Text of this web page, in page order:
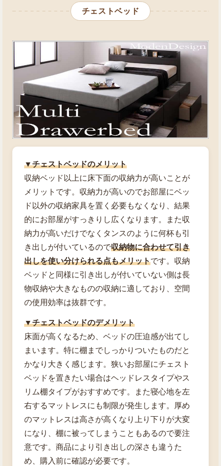
チェストベッド
▼チェストベッドのメリット
収納ベッド以上に床下面の収納力が高いことが
メリットです。収納力が高いのでお部屋にベッ
ド以外の収納家具を置く必要もなくなり、結果
的にお部屋がすっきりし広くなります。また収
納力が高いだけでなくタンスのように何杯も引
き出しが付いているので収納物に合わせて引き
出しを使い分けられる点もメリットです。収納
ベッドと同様に引き出しが付いていない側は長
物収納や大きなものの収納に適しており、空間
の使用効率は抜群です。
▼チェストベッドのデメリット
床面が高くなるため、ベッドの圧迫感が出てし
まいます。特に棚までしっかりついたものだと
かなり大きく感じます。狭いお部屋にチェスト
ベッドを置きたい場合はヘッドレスタイプやス
リム棚タイプがおすすめです。また寝心地を左
右するマットレスにも制限が発生します。厚め
のマットレスは高さが高くなり上り下りが大変
になり、棚に被ってしまうこともあるので要注
意です。商品により引き出しの深さも違うた
め、購入前に確認が必要です。